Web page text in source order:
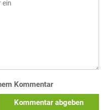
Kommentar
Kommentar abgeben